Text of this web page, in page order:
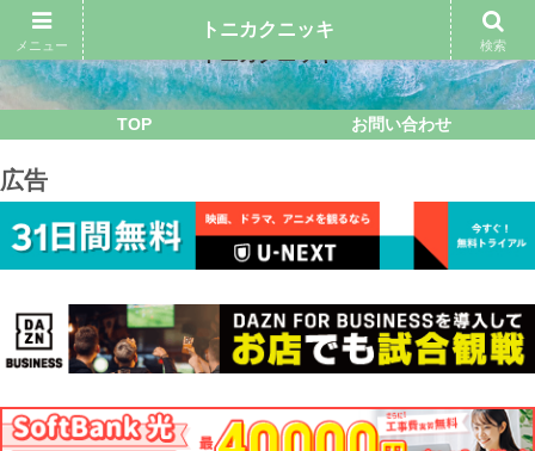
TOP お問い合わせ
広告
メニュー
トニカクニッキ
検索